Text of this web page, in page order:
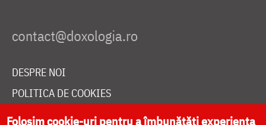
DESPRE NOI
POLITICA DE COOKIES
DONEAZĂ ONLINE PENTRU CATEDRALA NAȚIONALĂ
Folosim cookie-uri pentru a îmbunătăți experiența